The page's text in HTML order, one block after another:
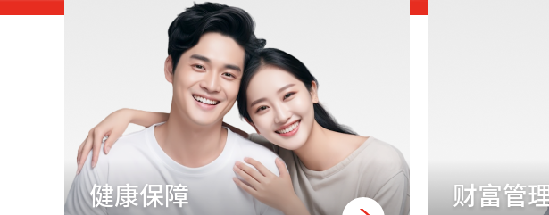
健康保障 财富管